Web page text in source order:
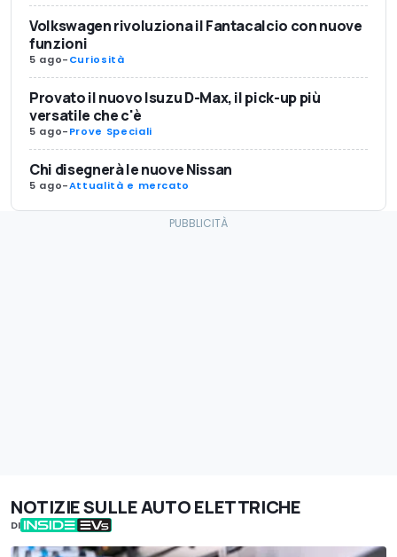
Volkswagen rivoluziona il Fantacalcio con nuove
funzioni
5 ago-Curiosità
Provato il nuovo Isuzu D-Max, il pick-up più
versatile che c'è
5 ago-Prove Speciali
Chi disegnerà le nuove Nissan
5 ago-Attualità e mercato
NOTIZIE SULLE AUTO ELETTRICHE
DI